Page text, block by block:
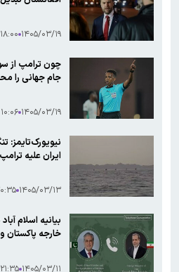
۱۴۰۵/۰۳/۱۹ ۱۸:۰۰
چون ترامپ از
جام جهانی را
۱۴۰۵/۰۳/۱۹ ۱۰:۰۶
نیویورک‌تایمز:
ایران علیه
۱۴۰۵/۰۳/۱۳
بیانیه اسلام
خارجه پاکستان و
۱۴۰۵/۰۳/۱۱ ۲۱:۳۵